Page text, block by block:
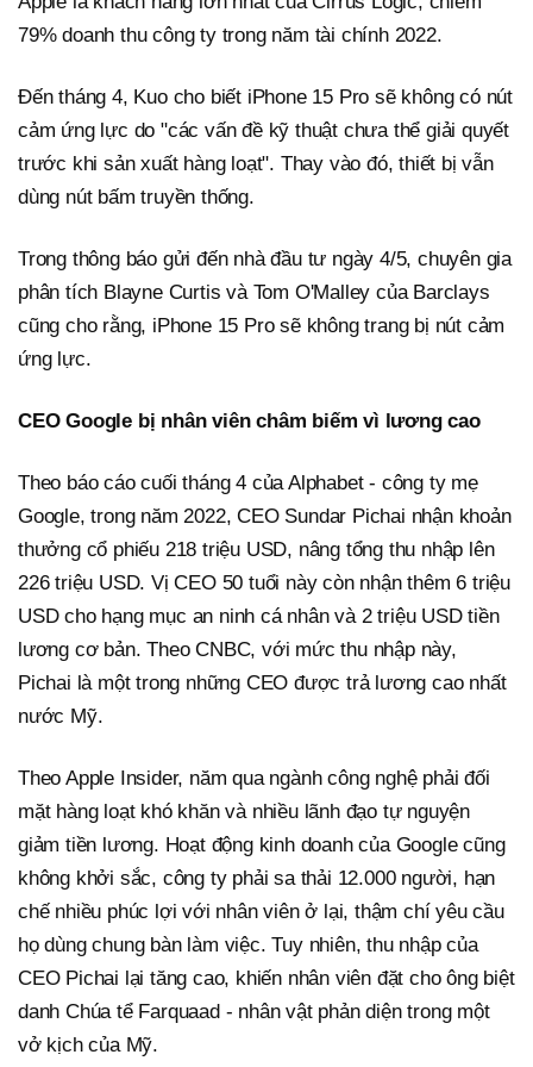
79% doanh thu công ty trong năm tài chính 2022.
Đến tháng 4, Kuo cho biết iPhone 15 Pro sẽ không có nút
cảm ứng lực do "các vấn đề kỹ thuật chưa thể giải quyết
trước khi sản xuất hàng loạt". Thay vào đó, thiết bị vẫn
dùng nút bấm truyền thống.
Trong thông báo gửi đến nhà đầu tư ngày 4/5, chuyên gia
phân tích Blayne Curtis và Tom O'Malley của Barclays
cũng cho rằng, iPhone 15 Pro sẽ không trang bị nút cảm
ứng lực.
CEO Google bị nhân viên châm biếm vì lương cao
Theo báo cáo cuối tháng 4 của Alphabet - công ty mẹ
Google, trong năm 2022, CEO Sundar Pichai nhận khoản
thưởng cổ phiếu 218 triệu USD, nâng tổng thu nhập lên
226 triệu USD. Vị CEO 50 tuổi này còn nhận thêm 6 triệu
USD cho hạng mục an ninh cá nhân và 2 triệu USD tiền
lương cơ bản. Theo CNBC, với mức thu nhập này,
Pichai là một trong những CEO được trả lương cao nhất
nước Mỹ.
Theo Apple Insider, năm qua ngành công nghệ phải đối
mặt hàng loạt khó khăn và nhiều lãnh đạo tự nguyện
giảm tiền lương. Hoạt động kinh doanh của Google cũng
không khởi sắc, công ty phải sa thải 12.000 người, hạn
chế nhiều phúc lợi với nhân viên ở lại, thậm chí yêu cầu
họ dùng chung bàn làm việc. Tuy nhiên, thu nhập của
CEO Pichai lại tăng cao, khiến nhân viên đặt cho ông biệt
danh Chúa tể Farquaad - nhân vật phản diện trong một
vở kịch của Mỹ.